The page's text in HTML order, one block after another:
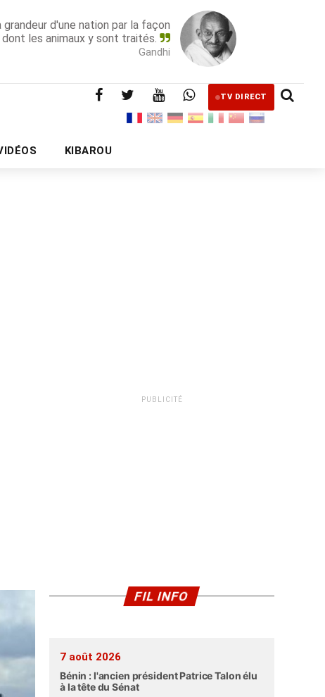
d'une nation par la façon
dont les animaux y sont traités.
Gandhi
TV DIRECT
KIBAROU
PUBLICITÉ
FIL INFO
7 août 2026
Bénin : l'ancien président Patrice Talon élu
à la tête du Sénat